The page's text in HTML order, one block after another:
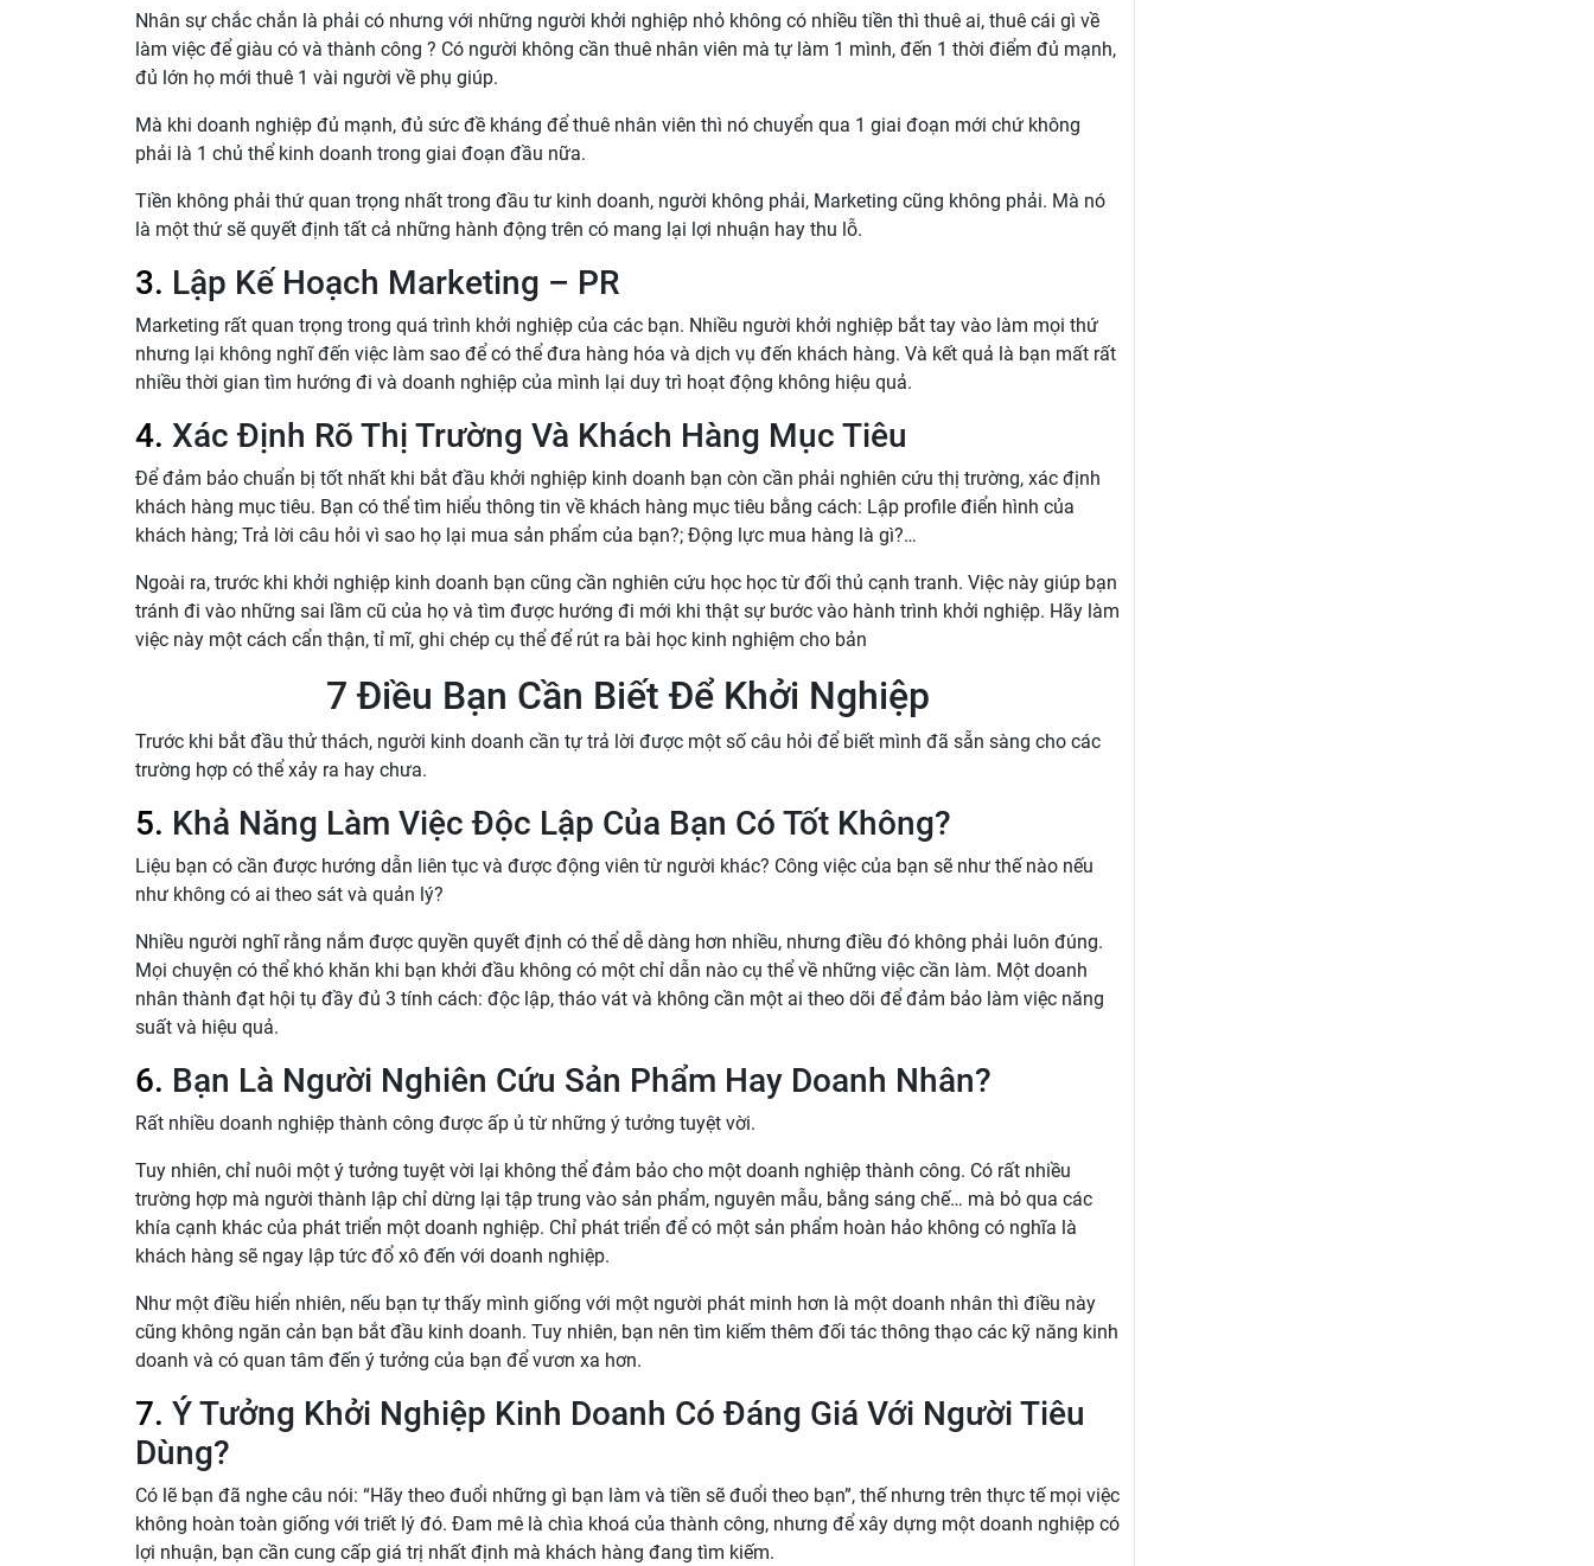
Nhân sự chắc chắn là phải có nhưng với những người khởi nghiệp nhỏ không có nhiều tiền thì thuê ai, thuê cái gì về
làm việc để giàu có và thành công ? Có người không cần thuê nhân viên mà tự làm 1 mình, đến 1 thời điểm đủ mạnh,
đủ lớn họ mới thuê 1 vài người về phụ giúp.
Mà khi doanh nghiệp đủ mạnh, đủ sức đề kháng để thuê nhân viên thì nó chuyển qua 1 giai đoạn mới chứ không
phải là 1 chủ thể kinh doanh trong giai đoạn đầu nữa.
Tiền không phải thứ quan trọng nhất trong đầu tư kinh doanh, người không phải, Marketing cũng không phải. Mà nó
là một thứ sẽ quyết định tất cả những hành động trên có mang lại lợi nhuận hay thu lỗ.
3. Lập Kế Hoạch Marketing – PR
Marketing rất quan trọng trong quá trình khởi nghiệp của các bạn. Nhiều người khởi nghiệp bắt tay vào làm mọi thứ
nhưng lại không nghĩ đến việc làm sao để có thể đưa hàng hóa và dịch vụ đến khách hàng. Và kết quả là bạn mất rất
nhiều thời gian tìm hướng đi và doanh nghiệp của mình lại duy trì hoạt động không hiệu quả.
4. Xác Định Rõ Thị Trường Và Khách Hàng Mục Tiêu
Để đảm bảo chuẩn bị tốt nhất khi bắt đầu khởi nghiệp kinh doanh bạn còn cần phải nghiên cứu thị trường, xác định
khách hàng mục tiêu. Bạn có thể tìm hiểu thông tin về khách hàng mục tiêu bằng cách: Lập profile điển hình của
khách hàng; Trả lời câu hỏi vì sao họ lại mua sản phẩm của bạn?; Động lực mua hàng là gì?…
Ngoài ra, trước khi khởi nghiệp kinh doanh bạn cũng cần nghiên cứu học học từ đối thủ cạnh tranh. Việc này giúp bạn
tránh đi vào những sai lầm cũ của họ và tìm được hướng đi mới khi thật sự bước vào hành trình khởi nghiệp. Hãy làm
việc này một cách cẩn thận, tỉ mĩ, ghi chép cụ thể để rút ra bài học kinh nghiệm cho bản
7 Điều Bạn Cần Biết Để Khởi Nghiệp
Trước khi bắt đầu thử thách, người kinh doanh cần tự trả lời được một số câu hỏi để biết mình đã sẵn sàng cho các
trường hợp có thể xảy ra hay chưa.
5. Khả Năng Làm Việc Độc Lập Của Bạn Có Tốt Không?
Liệu bạn có cần được hướng dẫn liên tục và được động viên từ người khác? Công việc của bạn sẽ như thế nào nếu
như không có ai theo sát và quản lý?
Nhiều người nghĩ rằng nắm được quyền quyết định có thể dễ dàng hơn nhiều, nhưng điều đó không phải luôn đúng.
Mọi chuyện có thể khó khăn khi bạn khởi đầu không có một chỉ dẫn nào cụ thể về những việc cần làm. Một doanh
nhân thành đạt hội tụ đầy đủ 3 tính cách: độc lập, tháo vát và không cần một ai theo dõi để đảm bảo làm việc năng
suất và hiệu quả.
6. Bạn Là Người Nghiên Cứu Sản Phẩm Hay Doanh Nhân?
Rất nhiều doanh nghiệp thành công được ấp ủ từ những ý tưởng tuyệt vời.
Tuy nhiên, chỉ nuôi một ý tưởng tuyệt vời lại không thể đảm bảo cho một doanh nghiệp thành công. Có rất nhiều
trường hợp mà người thành lập chỉ dừng lại tập trung vào sản phẩm, nguyên mẫu, bằng sáng chế… mà bỏ qua các
khía cạnh khác của phát triển một doanh nghiệp. Chỉ phát triển để có một sản phẩm hoàn hảo không có nghĩa là
khách hàng sẽ ngay lập tức đổ xô đến với doanh nghiệp.
Như một điều hiển nhiên, nếu bạn tự thấy mình giống với một người phát minh hơn là một doanh nhân thì điều này
cũng không ngăn cản bạn bắt đầu kinh doanh. Tuy nhiên, bạn nên tìm kiếm thêm đối tác thông thạo các kỹ năng kinh
doanh và có quan tâm đến ý tưởng của bạn để vươn xa hơn.
7. Ý Tưởng Khởi Nghiệp Kinh Doanh Có Đáng Giá Với Người Tiêu
Dùng?
Có lẽ bạn đã nghe câu nói: “Hãy theo đuổi những gì bạn làm và tiền sẽ đuổi theo bạn”, thế nhưng trên thực tế mọi việc
không hoàn toàn giống với triết lý đó. Đam mê là chìa khoá của thành công, nhưng để xây dựng một doanh nghiệp có
lợi nhuận, bạn cần cung cấp giá trị nhất định mà khách hàng đang tìm kiếm.